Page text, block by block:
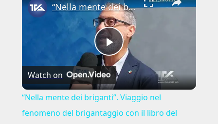
Play
Video
“Nella mente dei briganti”. Viaggio nel fenomeno del brigantaggio con il libro del biancavillese Fil
Watch on
“Nella mente dei briganti”. Viaggio nel
fenomeno del brigantaggio con il libro del